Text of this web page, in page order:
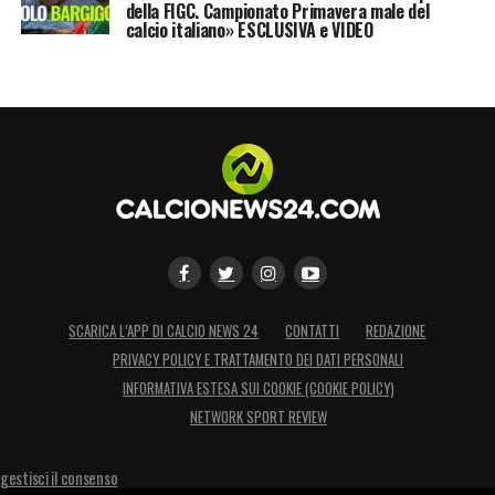
l’unico strumento per eliminare alcuni errori
LA PLAYLIST DELLE NOSTRE TOP NEWS
della FIGC. Campionato Primavera male del
calcio italiano» ESCLUSIVA e VIDEO
SCARICA L’APP DI CALCIO NEWS 24 CONTATTI
REDAZIONE
PRIVACY POLICY E TRATTAMENTO DEI DATI PERSONALI
INFORMATIVA ESTESA SUI COOKIE (COOKIE POLICY)
NETWORK SPORT REVIEW
gestisci il consenso